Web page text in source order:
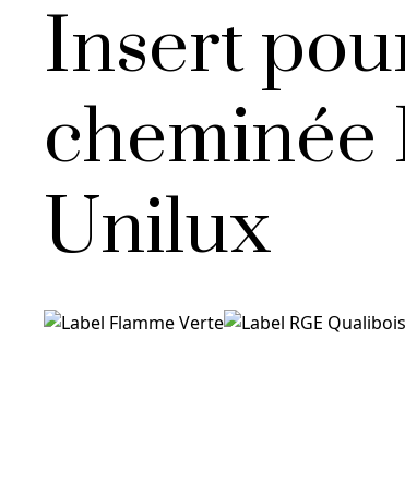
Insert
cheminée
Unilux